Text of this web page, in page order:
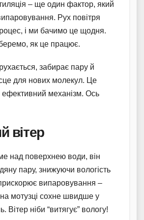
– ще один фактор, який
Рух повітря
і ми бачимо це щодня.
як це працює.
забирає пару й
для нових молекул. Це
ефективний механізм. Ось
вітер
над поверхнею води, він
пару, знижуючи вологість
випаровування –
мотузці сохне швидше у
Вітер ніби “витягує” вологу!